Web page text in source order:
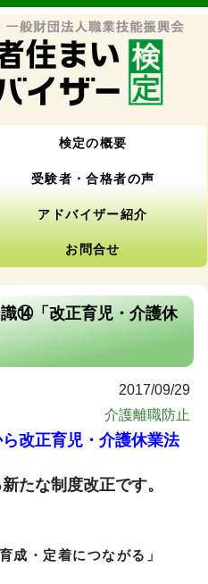
検定の概要
受験者・合格者の声
アドバイザー紹介
お問合せ
⑭「改正育児・介護休
2017/09/29
介護離職防止
改正育児・介護休業法
たな制度改正です。
成・定着につながる」